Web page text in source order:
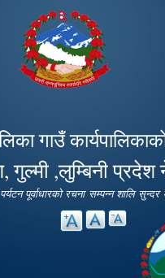
main
content
गाउँ
गुल्मी ,लुम्बिनी प्रदेश
पूर्वाधारको रचना सम्पन्न शालि